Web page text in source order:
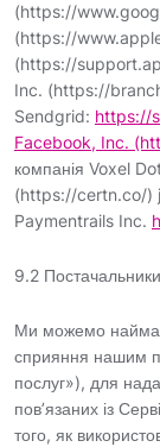
(https://
(https://
(https://
Inc. (https://
Sendgrid: https://
Facebook, Inc.
компанія Voxel
(https://certn.co/)
Paymentrails Inc.
9.2
Ми можемо
сприяння нашим
послуг»), для
пов’язаних із
того, як